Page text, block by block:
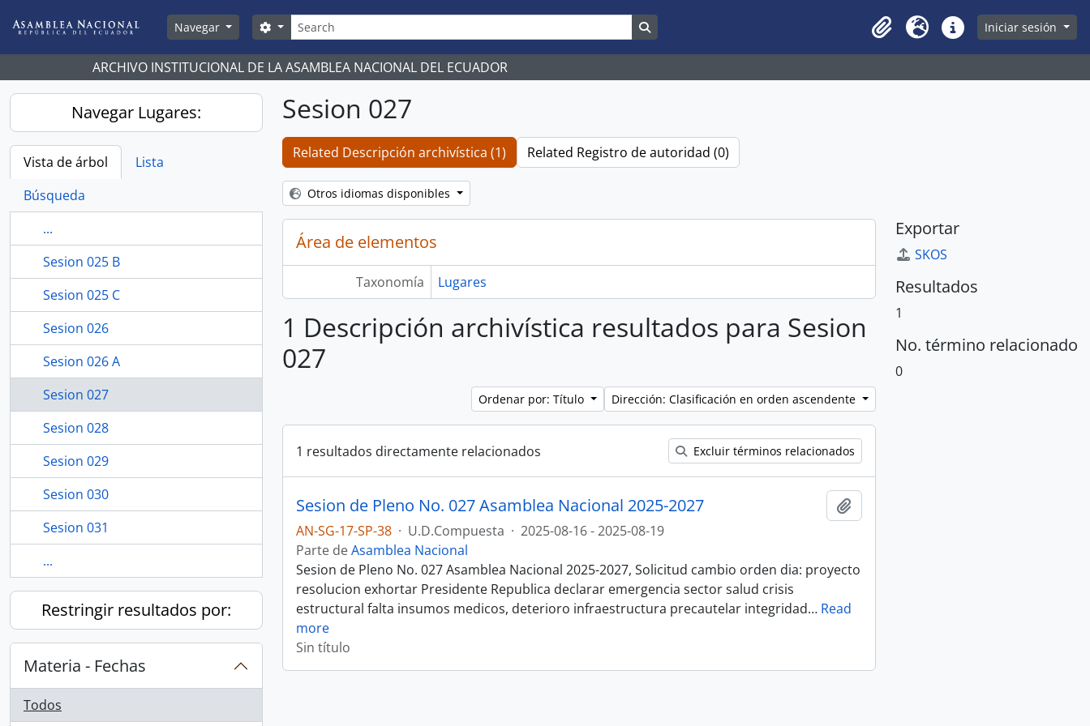
Navegar
Búsqueda
Search options
Clipboard
Idioma Enlaces rápidos
Iniciar sesión
ARCHIVO INSTITUCIONAL DE LA ASAMBLEA NACIONAL DEL ECUADOR
Navegar Lugares:
Vista de árbol
Lista
Búsqueda
...
Sesion 025 B
Sesion 025 C
Sesion 026
Sesion 026 A
Sesion 027
Sesion 028
Sesion 029
Sesion 030
Sesion 031
...
Restringir resultados por:
Materia - Fechas
Todos
Sesion 027
Related Descripción archivística (1) Related Registro de autoridad (0)
Otros idiomas disponibles
Área de elementos
Taxonomía Lugares
1 Descripción archivística resultados para Sesion
027
Ordenar por: Título Dirección: Clasificación en orden ascendente
1 resultados directamente relacionados Excluir términos relacionados
Sesion de Pleno No. 027 Asamblea Nacional 2025-2027
AN-SG-17-SP-38 · U.D.Compuesta · 2025-08-16 - 2025-08-19
Parte deAsamblea Nacional
Sesion de Pleno No. 027 Asamblea Nacional 2025-2027, Solicitud cambio orden dia: proyecto
resolucion exhortar Presidente Republica declarar emergencia sector salud crisis
estructural falta insumos medicos, deterioro infraestructura precautelar integridad… Read
more
Sin título
Exportar
SKOS
Resultados
1
No. término relacionado
0